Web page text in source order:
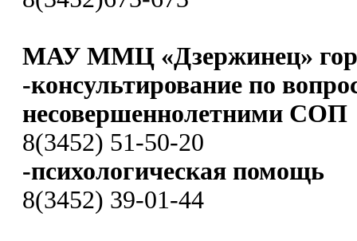
МАУ ММЦ «Дзержинец»
-консультирование по
несовершеннолетними СОП
8(3452) 51-50-20
-психологическая помощь
8(3452) 39-01-44